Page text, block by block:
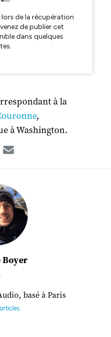
à la
,
à Washington.
Facebook
Boyer
basé à Paris